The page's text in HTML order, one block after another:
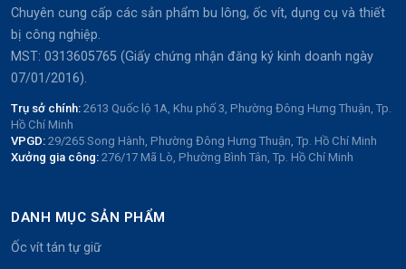
Chuyên cung cấp các sản phẩm bu lông, ốc vít, dụng cụ và thiết
bị công nghiệp.
MST: 0313605765 (Giấy chứng nhận đăng ký kinh doanh ngày
07/01/2016).
Trụ sở chính: 2613 Quốc lộ 1A, Khu phố 3, Phường Đông Hưng Thuận, Tp.
Hồ Chí Minh
VPGD: 29/265 Song Hành, Phường Đông Hưng Thuận, Tp. Hồ Chí Minh
Xưởng gia công: 276/17 Mã Lò, Phường Bình Tân, Tp. Hồ Chí Minh
DANH MỤC SẢN PHẨM
Ốc vít tán tự giữ